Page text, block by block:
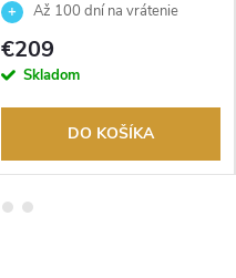
Až 100 dní na vrátenie
tovaru. Autorizovaný predajca.
€209
Skladom
DO KOŠÍKA